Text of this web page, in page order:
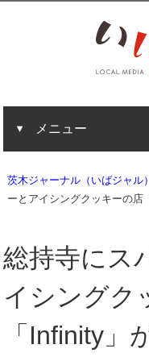
メニュー
茨木ジャーナル（いばジャル
ーとアイシングクッキーの店
総持寺にス
イシングク
「Infinity」